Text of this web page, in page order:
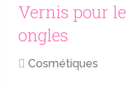
Vernis pour le
ongles
Cosmétiques